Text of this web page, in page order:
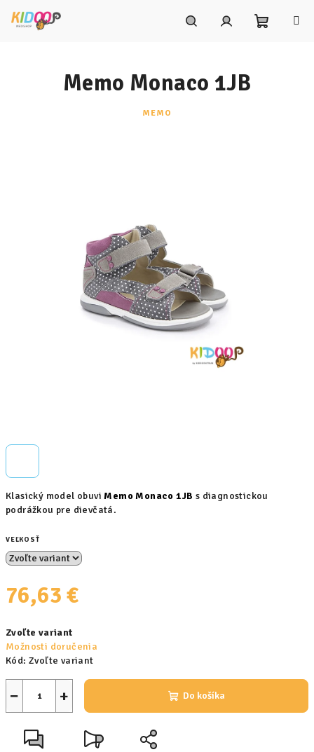
Klasický model obuviMemo Monaco 1JB s diagnostickou
podrážkou pre dievčatá.
VEĽKOSŤ
76,63 €
cena:
Zvoľte variant
Možnosti doručenia
Kód: Zvoľte variant
+
− Do košíka
Memo Monaco 1JB
MEMO